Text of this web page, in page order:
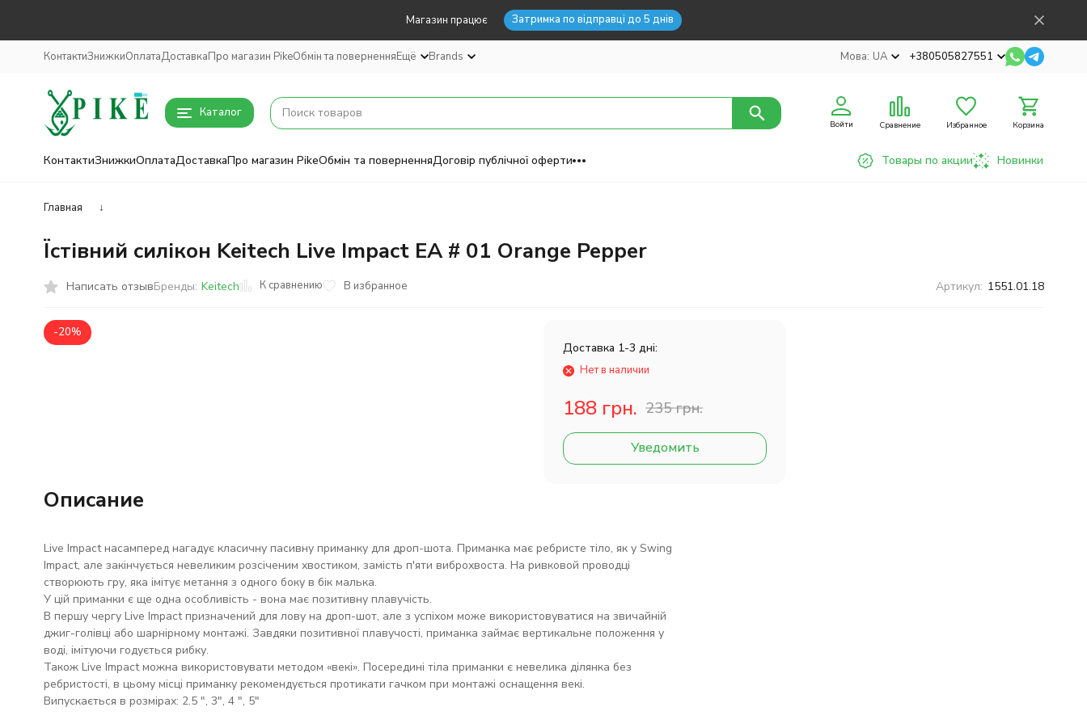
Магазин працює Затримка по відправці до 5 днів
КонтактиЗнижкиОплатаДоставкаПро магазин PikeОбмін та поверненняЕщё Brands Мова: UA +380505827551
Каталог
Войти Сравнение Избранное Корзина
КонтактиЗнижкиОплатаДоставкаПро магазин PikeОбмін та поверненняДоговір публічної оферти Товары по акции Новинки
Главная ↓
Їстівний силікон Keitech Live Impact EA # 01 Orange Pepper
Написать отзывБренды: Keitech К сравнению В избранное Артикул: 1551.01.18
-20%
Доставка 1-3 дні:
Нет в наличии
188 грн. 235 грн.
Уведомить
Описание
Live Impact насамперед нагадує класичну пасивну приманку для дроп-шота. Приманка має ребристе тіло, як у Swing
Impact, але закінчується невеликим розсіченим хвостиком, замість п'яти виброхвоста. На ривковой проводці
створюють гру, яка імітує метання з одного боку в бік малька.
У цій приманки є ще одна особливість - вона має позитивну плавучість.
В першу чергу Live Impact призначений для лову на дроп-шот, але з успіхом може використовуватися на звичайній
джиг-голівці або шарнірному монтажі. Завдяки позитивної плавучості, приманка займає вертикальне положення у
воді, імітуючи годується рибку.
Також Live Impact можна використовувати методом «векі». Посередині тіла приманки є невелика ділянка без
ребристості, в цьому місці приманку рекомендується протикати гачком при монтажі оснащення векі.
Випускається в розмірах: 2.5 ", 3", 4 ", 5"